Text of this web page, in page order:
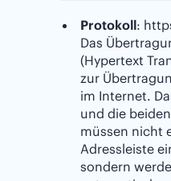
Protokoll:
Das
(Hypertext
zur
im Internet.
und die
müssen nicht
Adressleiste
sondern